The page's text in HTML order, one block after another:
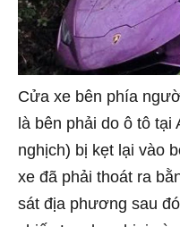
Cửa xe bên phía
là bên phải do ô tô
nghịch) bị kẹt lại vào
xe đã phải thoát ra
sát địa phương sau